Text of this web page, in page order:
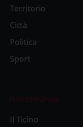
Territorio
Città
Politica
Sport
Il settimanale
Il Ticino